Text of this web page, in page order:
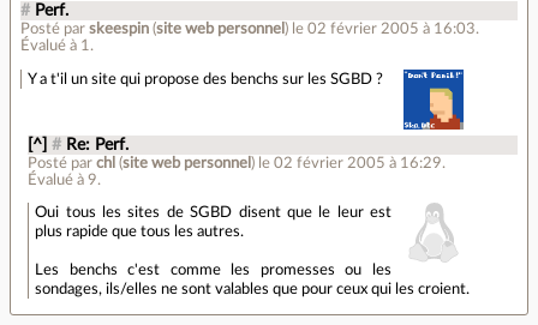
# Perf.
Posté par skeespin (site web personnel ) le 02 février 2005 à 16:03.
Évalué à 1 .
Y a t'il un site qui propose des benchs sur les SGBD ?
[^] # Re: Perf.
Posté parchl (site web personnel ) le 02 février 2005 à 16:29.
Évalué à9.
Oui tous les sites de SGBD disent que le leur est
plus rapide que tous les autres.
Les benchs c'est comme les promesses ou les
sondages, ils/elles ne sont valables que pour ceux qui les croient.